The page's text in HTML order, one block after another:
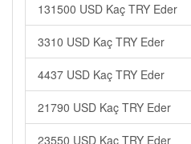
131500 USD Kaç TRY Eder
3310 USD Kaç TRY Eder
4437 USD Kaç TRY Eder
21790 USD Kaç TRY Eder
23550 USD Kaç TRY Eder